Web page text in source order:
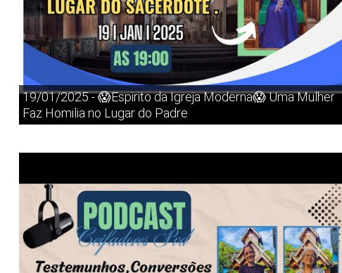
19/01/2025 - 😱Espirito da Igreja Moderna😱 Uma Mulher
Faz Homilia no Lugar do Padre